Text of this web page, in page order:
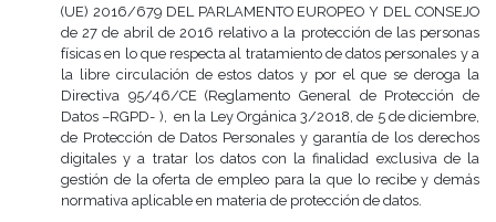
(UE) 2016/679 DEL PARLAMENTO EUROPEO Y DEL CONSEJO
de 27 de abril de 2016 relativo a la protección de las personas
físicas en lo que respecta al tratamiento de datos personales y a
la libre circulación de estos datos y por el que se deroga la
Directiva 95/46/CE (Reglamento General de Protección de
Datos –RGPD- ), en la Ley Orgánica 3/2018, de 5 de diciembre,
de Protección de Datos Personales y garantía de los derechos
digitales y a tratar los datos con la finalidad exclusiva de la
gestión de la oferta de empleo para la que lo recibe y demás
normativa aplicable en materia de protección de datos.